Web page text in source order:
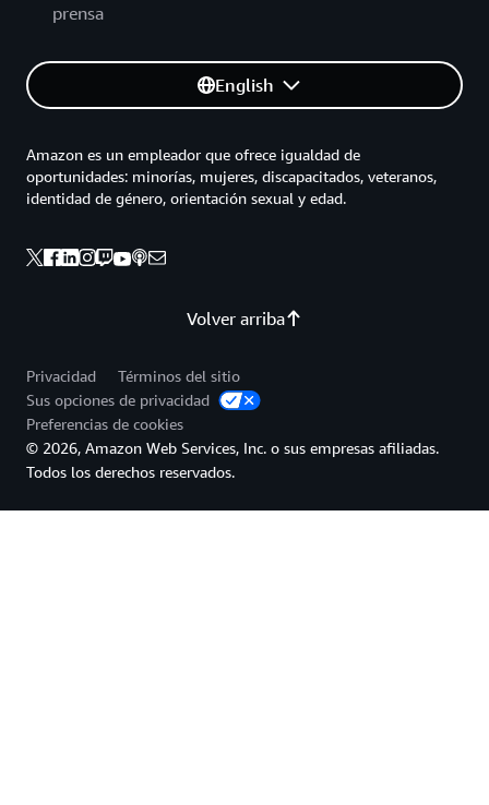
prensa
English
Volver arriba
Amazon es un empleador que ofrece igualdad de
oportunidades: minorías, mujeres, discapacitados, veteranos,
identidad de género, orientación sexual y edad.
Privacidad
Términos del sitio
Sus opciones de privacidad
Preferencias de cookies
© 2026, Amazon Web Services, Inc. o sus empresas afiliadas.
Todos los derechos reservados.